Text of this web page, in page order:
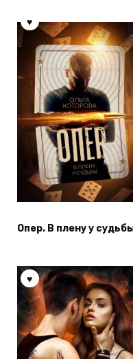
Опер. В плену у